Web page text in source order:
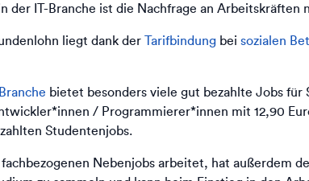
der IT-Branche ist die Nachfrage an Arbeitskräften
liegt dank der Tarifbindung bei sozialen
bietet besonders viele gut bezahlte Jobs für
/ Programmierer*innen mit 12,90
Studentenjobs.
Nebenjobs arbeitet, hat außerdem